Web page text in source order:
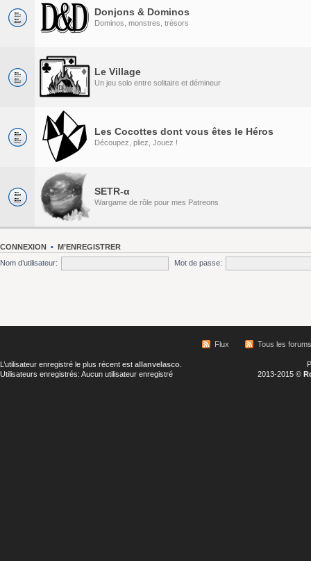
Donjons & Dominos
Dominos, monstres, trésors
Le Village
Un jeu solo entre solitaire et démineur
Les Cocottes dont vous êtes le Héros
Découpez, pliez, Jouez !
SETR-α
Wargame de rôle pour mes Patreons
CONNEXION • M’ENREGISTRER
Nom d’utilisateur:
Mot de passe:
Flux Tous les forums
L’utilisateur enregistré le plus récent est allanvelasco
Utilisateurs enregistrés: Aucun utilisateur enregistré
2013-2015 ©